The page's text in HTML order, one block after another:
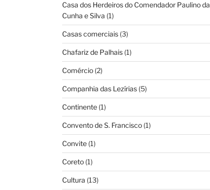
Casa dos Herdeiros do Comendador Paulino da
Cunha e Silva (1)
Casas comerciais(3)
Chafariz de Palhais(1)
Comércio(2)
Companhia das Lezírias(5)
Continente(1)
Convento de S. Francisco(1)
Convite(1)
Coreto(1)
Cultura (13)